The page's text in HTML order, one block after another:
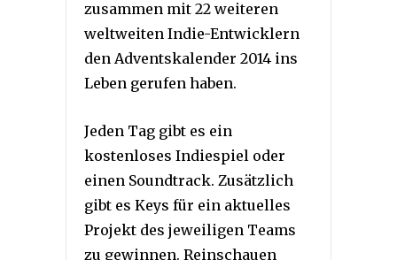
zusammen mit 22 weiteren
weltweiten Indie-Entwicklern
den Adventskalender 2014 ins
Leben gerufen haben.
Jeden Tag gibt es ein
kostenloses Indiespiel oder
einen Soundtrack. Zusätzlich
gibt es Keys für ein aktuelles
Projekt des jeweiligen Teams
zu gewinnen. Reinschauen